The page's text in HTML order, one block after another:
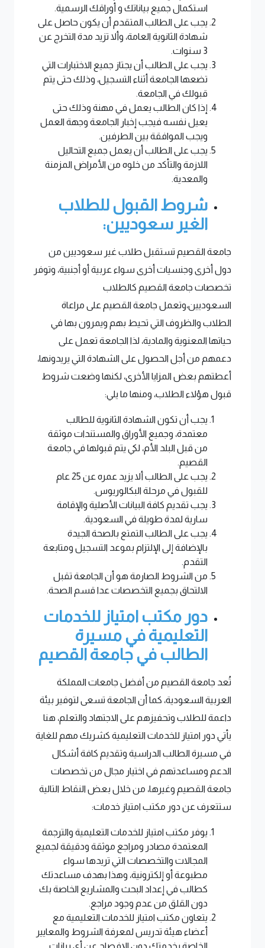
استكمال جميع بياناتك و أوراقك الرسمية.
يجب على الطالب المتقدم أن يكون حاصل على
شهادة الثانوية العامة، وألا تزيد مدة التخرج عن
3 سنوات.
يجب على الطالب أن يجتاز جميع الاختبارات التي
تضعها الجامعة أثناء التسجيل، وذلك حتى يتم
قبولك في الجامعة.
إذا كان الطالب يعمل في مهنة وذلك حتى
يعيل نفسه فيجب إخبار الجامعة وجهة العمل
ويجب الموافقة بين الطرفين.
يجب على الطالب أن يعمل جميع التحاليل
اللازمة والتأكد من خلوه من الأمراض المزمنة
والمعدية.
شروط القبول للطلاب
الغير سعوديين:
جامعة القصيم تستقبل طلاب غير سعوديين من
دول أخرى وجنسيات أخرى سواء عربية أو أجنبية، وتوفر
تخصصات جامعة القصيم كالطلاب
السعوديين،وتعمل جامعة القصيم على مراعاة
الطلاب والظروف التي تحيط بهم ويمرون بها في
حياتها المعنوية والمادية، لذا الجامعة تعمل على
دعمهم من أجل الحصول على الشهادة التي يريدونها،
أعطتهم بعض المزايا الأخرى، لكنها وضعت شروط
قبول هؤلاء الطلاب، ومنها ما يلي:
يجب أن تكون الشهادة الثانوية للطالب
معتمدة، وجميع الأوراق والمستندات موثقة
من قبل البلد الأم، لكي يتم قبولها في جامعة
القصيم.
يجب على الطالب ألا يزيد عمره عن 25 عام
للقبول في مرحلة البكالوريوس.
يجب تقديم كافة البيانات الأصلية والإقامة
سارية لمدة طويلة في السعودية.
يجب على الطالب التمتع بالصحة الجيدة
بالإضافة إلى الإلتزام بموعد التسجيل ومتابعة
التقدم.
من الشروط الصارمة هو أن الجامعة تقبل
الالتحاق بجميع التخصصات عدا قسم الصحة.
دور مكتب امتياز للخدمات
التعليمية في مسيرة
الطالب في جامعة القصيم
تُعد جامعة القصيم من أفضل جامعات المملكة
العربية السعودية، كما أن الجامعة تسعى لتوفير بيئة
داعمة للطلاب وتحفيزهم على الاجتهاد والتعلم، هنا
يأتي دور امتياز للخدمات التعليمية كشريك مهم للغاية
في مسيرة الطالب الدراسية وتقديم كافة أشكال
الدعم ومساعدتهم في اختيار مجال من تخصصات
جامعة القصيم وغيرها، من خلال بعض النقاط التالية
ستتعرف عن دور مكتب امتياز خدمات:
يوفر مكتب امتياز للخدمات التعليمية والترجمة
المعتمدة مصادر ومراجع موثقة ودقيقة لجميع
المجالات والتخصصات التي تريدها سواء
مطبوعة أو إلكترونية، وهذا بهدف مساعدتك
كطالب في إعداد البحث والمشاريع الخاصة بك
دون القلق من عدم وجود مراجع.
يتعاون مكتب امتياز للخدمات التعليمية مع
أعضاء هيئة تدريس لمعرفة الشروط والمعايير